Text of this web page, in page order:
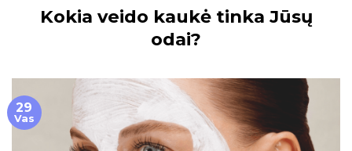
Kokia veido kaukė tinka Jūsų
odai?
29
Vas